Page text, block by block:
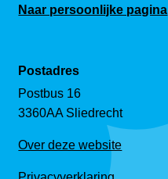
Naar persoonlijke pagina
Postadres
Postbus 16
3360AA Sliedrecht
Over deze website